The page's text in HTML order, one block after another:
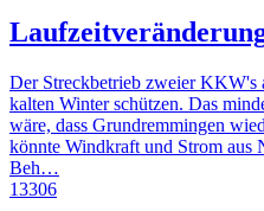
Der Streckbetrieb zweier
kalten Winter schützen. Das
wäre, dass Grundremmingen
könnte Windkraft und Strom aus
Beh…
13306